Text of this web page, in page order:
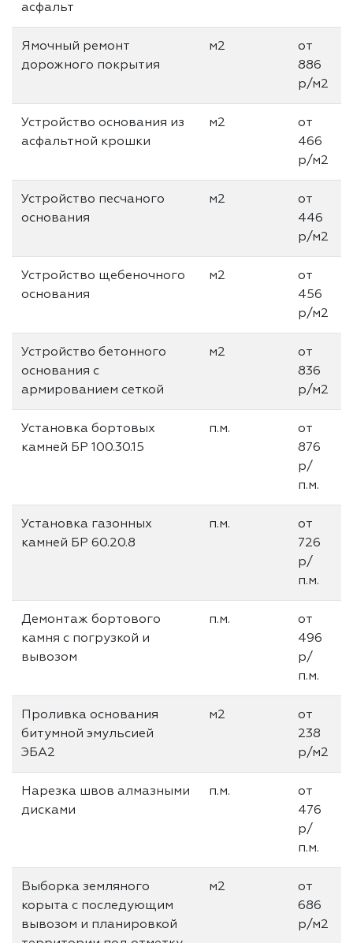
асфальт
Ямочный ремонт
дорожного покрытия
м2
от
886
р/м2
Устройство основания из
асфальтной крошки
м2
от
466
р/м2
Устройство песчаного
основания
м2
от
446
р/м2
Устройство щебеночного
основания
м2
от
456
р/м2
Устройство бетонного
основания с
армированием сеткой
м2
от
836
р/м2
Установка бортовых
камней БР 100.30.15
п.м.
от
876
р/
п.м.
Установка газонных
камней БР 60.20.8
п.м.
от
726
р/
п.м.
Демонтаж бортового
камня с погрузкой и
вывозом
п.м.
от
496
р/
п.м.
Проливка основания
битумной эмульсией
ЭБА2
м2
от
238
р/м2
Нарезка швов алмазными
дисками
п.м.
от
476
р/
п.м.
Выборка земляного
корыта с последующим
вывозом и планировкой
м2
от
686
р/м2